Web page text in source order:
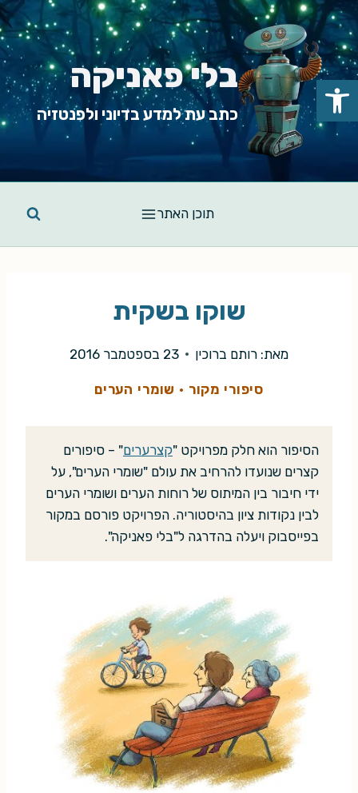
Skip
to
content
בלי פאניקה
כתב עת למדע בדיוני ולפנטזיה
תוכן האתר
שוקו בשקית
מאת: רותם ברוכין 23 בספטמבר 2016
סיפורי מקור · שומרי הערים
הסיפור הוא חלק מפרויקט "קצרערים" – סיפורים
קצרים שנועדו להרחיב את עולם "שומרי הערים", על
ידי חיבור בין המיתוס של רוחות הערים ושומרי הערים
לבין נקודות ציון בהיסטוריה. הפרויקט פורסם במקור
בפייסבוק ויעלה בהדרגה ל"בלי פאניקה".
פתח סרגל נגישות